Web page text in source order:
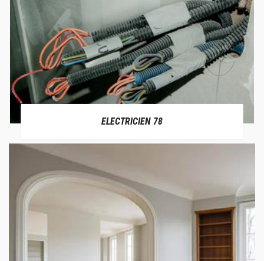
ELECTRICIEN 78